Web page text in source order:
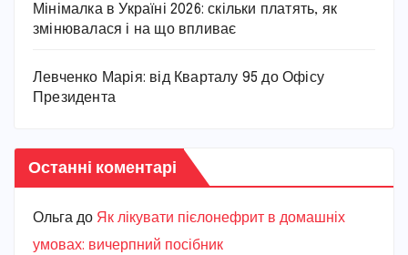
Мінімалка в Україні 2026: скільки платять, як
змінювалася і на що впливає
Левченко Марія: від Кварталу 95 до Офісу
Президента
Останні коментарі
Ольга до Як лікувати пієлонефрит в домашніх
умовах: вичерпний посібник